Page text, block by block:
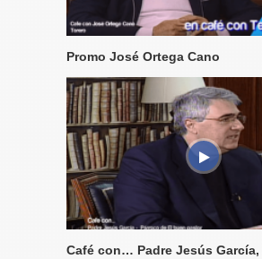
Promo José Ortega Cano
Café con… Padre Jesús García,